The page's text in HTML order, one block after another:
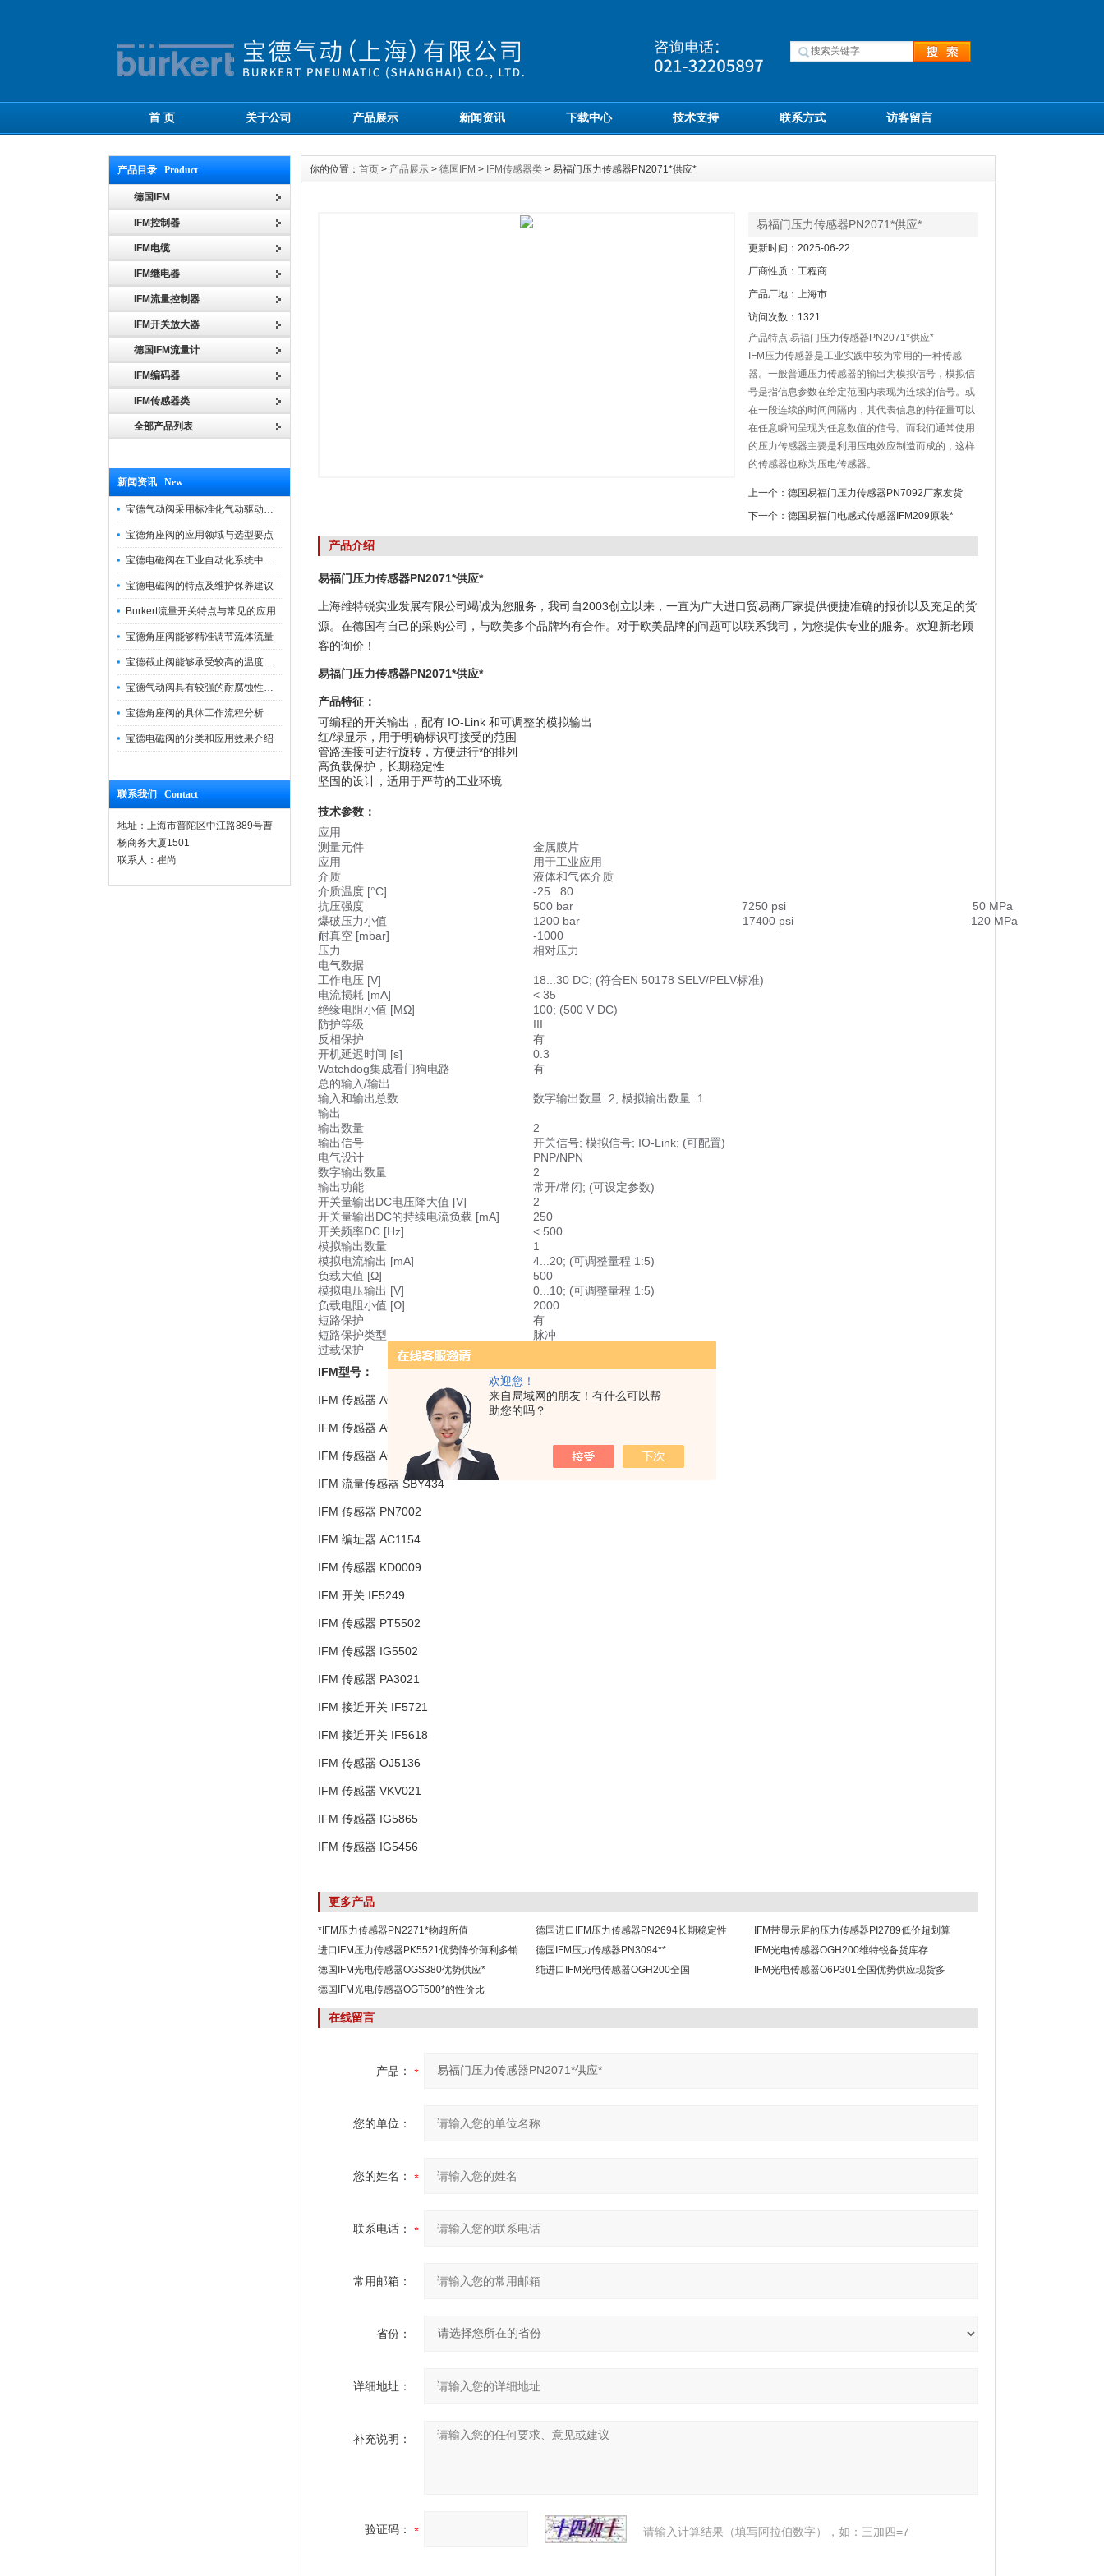
欢迎您！
来自局域网的朋友！有什么可以帮
助您的吗？
首 页 关于公司 产品展示 新闻资讯 下载中心 技术支持 联系方式 访客留言
产品目录 Product
德国IFM
IFM控制器
IFM电缆
IFM继电器
IFM流量控制器
IFM开关放大器
德国IFM流量计
IFM编码器
IFM传感器类
全部产品列表
新闻资讯 New
宝德气动阀采用标准化气动驱动设计，可匹配各类工业气源工况
宝德角座阀的应用领域与选型要点
宝德电磁阀在工业自动化系统中的作用
宝德电磁阀的特点及维护保养建议
Burkert流量开关特点与常见的应用
宝德角座阀能够精准调节流体流量
宝德截止阀能够承受较高的温度和压力
宝德气动阀具有较强的耐腐蚀性和抗震性
宝德角座阀的具体工作流程分析
宝德电磁阀的分类和应用效果介绍
联系我们 Contact
地址：上海市普陀区中江路889号曹
杨商务大厦1501
联系人：崔尚
你的位置： 首页 > 产品展示 > 德国IFM > IFM传感器类 > 易福门压力传感器PN2071*供应*
易福门压力传感器PN2071*供应*
更新时间：2025-06-22
厂商性质：工程商
产品厂地：上海市
访问次数：1321
产品特点:易福门压力传感器PN2071*供应*
IFM压力传感器是工业实践中较为常用的一种传感
器。一般普通压力传感器的输出为模拟信号，模拟信
号是指信息参数在给定范围内表现为连续的信号。或
在一段连续的时间间隔内，其代表信息的特征量可以
在任意瞬间呈现为任意数值的信号。而我们通常使用
的压力传感器主要是利用压电效应制造而成的，这样
的传感器也称为压电传感器。
上一个： 德国易福门压力传感器PN7092厂家发货
下一个： 德国易福门电感式传感器IFM209原装*
产品介绍
易福门压力传感器PN2071*供应*
上海维特锐实业发展有限公司竭诚为您服务，我司自2003创立以来，一直为广大进口贸易商厂家提供便捷准确的报价以及充足的货
源。在德国有自己的采购公司，与欧美多个品牌均有合作。对于欧美品牌的问题可以联系我司，为您提供专业的服务。欢迎新老顾
客的询价！
易福门压力传感器PN2071*供应*
产品特征：
可编程的开关输出，配有 IO-Link 和可调整的模拟输出
红/绿显示，用于明确标识可接受的范围
管路连接可进行旋转，方便进行*的排列
高负载保护，长期稳定性
坚固的设计，适用于严苛的工业环境
技术参数：
应用
测量元件
金属膜片
应用
用于工业应用
介质
液体和气体介质
介质温度 [°C]
-25...80
抗压强度
500 bar 7250 psi
50 MPa
爆破压力小值
1200 bar 17400 psi
120 MPa
耐真空 [mbar]
-1000
压力
相对压力
电气数据
工作电压 [V]
18...30 DC; (符合EN 50178 SELV/PELV标准)
电流损耗 [mA]
< 35
绝缘电阻小值 [MΩ]
100; (500 V DC)
防护等级
III
反相保护
有
开机延迟时间 [s]
0.3
Watchdog集成看门狗电路
有
总的输入/输出
输入和输出总数
数字输出数量: 2; 模拟输出数量: 1
输出
输出数量
2
输出信号
开关信号; 模拟信号; IO-Link; (可配置)
电气设计
PNP/NPN
数字输出数量
2
输出功能
常开/常闭; (可设定参数)
开关量输出DC电压降大值 [V]
2
开关量输出DC的持续电流负载 [mA]
250
开关频率DC [Hz]
< 500
模拟输出数量
1
模拟电流输出 [mA]
4...20; (可调整量程 1:5)
负载大值 [Ω]
500
模拟电压输出 [V]
0...10; (可调整量程 1:5)
负载电阻小值 [Ω]
2000
短路保护
有
短路保护类型
脉冲
过载保护
IFM型号：
IFM 传感器 AC2218
IFM 传感器 AC2220
IFM 传感器 AC2258
IFM 流量传感器 SBY434
IFM 传感器 PN7002
IFM 编址器 AC1154
IFM 传感器 KD0009
IFM 开关 IF5249
IFM 传感器 PT5502
IFM 传感器 IG5502
IFM 传感器 PA3021
IFM 接近开关 IF5721
IFM 接近开关 IF5618
IFM 传感器 OJ5136
IFM 传感器 VKV021
IFM 传感器 IG5865
IFM 传感器 IG5456
更多产品
*IFM压力传感器PN2271*物超所值 德国进口IFM压力传感器PN2694长期稳定性
IFM带显示屏的压力传感器PI2789低价超划算
进口IFM压力传感器PK5521优势降价薄利多销
德国IFM压力传感器PN3094**
IFM光电传感器OGH200维特锐备货库存
德国IFM光电传感器OGS380优势供应*
纯进口IFM光电传感器OGH200全国
IFM光电传感器O6P301全国优势供应现货多
德国IFM光电传感器OGT500*的性价比
在线留言
产品：
您的单位：
您的姓名：
联系电话：
常用邮箱：
省份：
详细地址：
补充说明：
验证码： 请输入计算结果（填写阿拉伯数字），如：三加四=7